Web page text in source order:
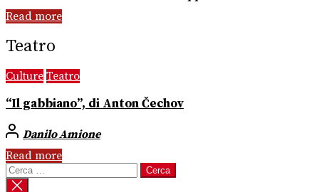
Read more
Teatro
Culture Teatro
“Il gabbiano”, di Anton Čechov
Danilo Amione
Read more
Ricerca
per: